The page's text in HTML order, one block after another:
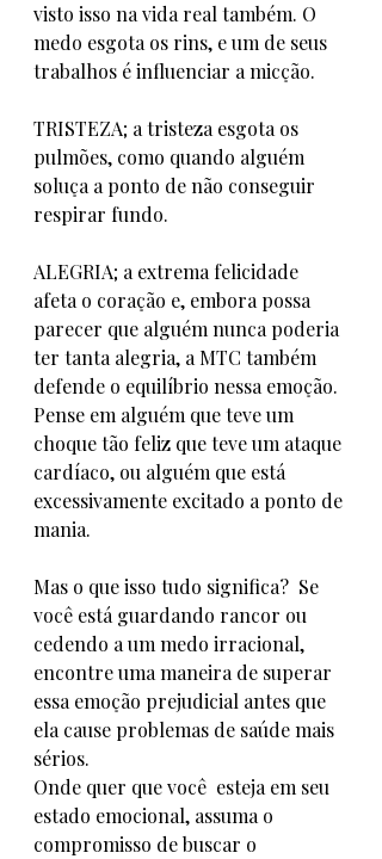
visto isso na vida real também. O
medo esgota os rins, e um de seus
trabalhos é influenciar a micção.
TRISTEZA; a tristeza esgota os
pulmões, como quando alguém
soluça a ponto de não conseguir
respirar fundo.
ALEGRIA; a extrema felicidade
afeta o coração e, embora possa
parecer que alguém nunca poderia
ter tanta alegria, a MTC também
defende o equilíbrio nessa emoção.
Pense em alguém que teve um
choque tão feliz que teve um ataque
cardíaco, ou alguém que está
excessivamente excitado a ponto de
mania.
Mas o que isso tudo significa?  Se
você está guardando rancor ou
cedendo a um medo irracional,
encontre uma maneira de superar
essa emoção prejudicial antes que
ela cause problemas de saúde mais
sérios.
Onde quer que você  esteja em seu
estado emocional, assuma o
compromisso de buscar o